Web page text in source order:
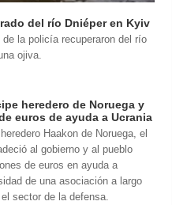
del río Dniéper en Kyiv
la policía recuperaron del río
ojiva.
heredero de Noruega y
euros de ayuda a Ucrania
Haakon de Noruega, el
al gobierno y al pueblo
de euros en ayuda a
de una asociación a largo
sector de la defensa.